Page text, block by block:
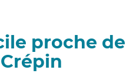
proche de